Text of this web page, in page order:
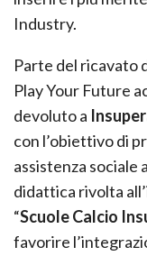
Industry.
Parte del ricavato
Play Your Future
devoluto a
con l’obiettivo di
assistenza sociale
didattica rivolta
“Scuole Calcio
favorire